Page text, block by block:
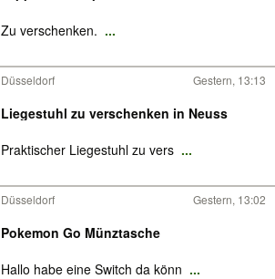
Zu verschenken. ...
Düsseldorf Gestern, 13:13
Liegestuhl zu verschenken in Neuss
Praktischer Liegestuhl zu vers ...
Düsseldorf Gestern, 13:02
Pokemon Go Münztasche
Hallo habe eine Switch da könn ...